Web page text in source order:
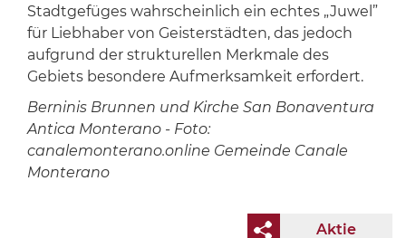
Stadtgefüges wahrscheinlich ein echtes „Juwel”
für Liebhaber von Geisterstädten, das jedoch
aufgrund der strukturellen Merkmale des
Gebiets besondere Aufmerksamkeit erfordert.
Berninis Brunnen und Kirche San Bonaventura
Antica Monterano - Foto:
canalemonterano.online Gemeinde Canale
Monterano
Aktie